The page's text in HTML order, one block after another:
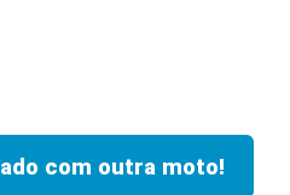
com outra moto!